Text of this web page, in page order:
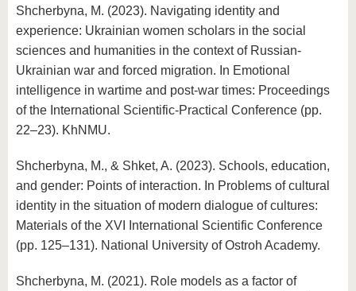
Shcherbyna, M. (2023). Navigating identity and
experience: Ukrainian women scholars in the social
sciences and humanities in the context of Russian-
Ukrainian war and forced migration. In Emotional
intelligence in wartime and post-war times: Proceedings
of the International Scientific-Practical Conference (pp.
22–23). KhNMU.
Shcherbyna, M., & Shket, A. (2023). Schools, education,
and gender: Points of interaction. In Problems of cultural
identity in the situation of modern dialogue of cultures:
Materials of the XVI International Scientific Conference
(pp. 125–131). National University of Ostroh Academy.
Shcherbyna, M. (2021). Role models as a factor of